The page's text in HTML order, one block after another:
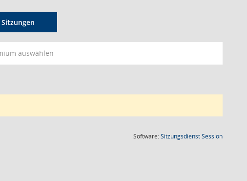
Sitzungen
auswählen
Software:SitzungsdienstSession(Wird in